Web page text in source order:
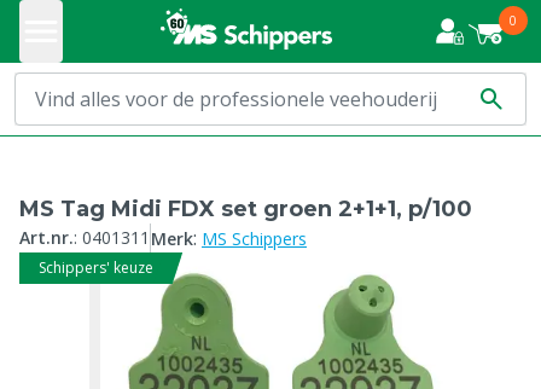
0
MS Tag Midi FDX set groen 2+1+1, p/100
Art.nr.: 0401311 Merk: MS Schippers
Schippers' keuze